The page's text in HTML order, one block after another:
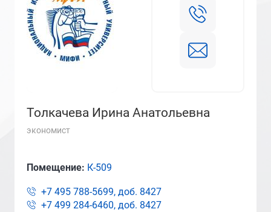
Толкачева Ирина Анатольевна
экономист
Помещение: К-509
+7 495 788-5699, доб. 8427
+7 499 284-6460, доб. 8427